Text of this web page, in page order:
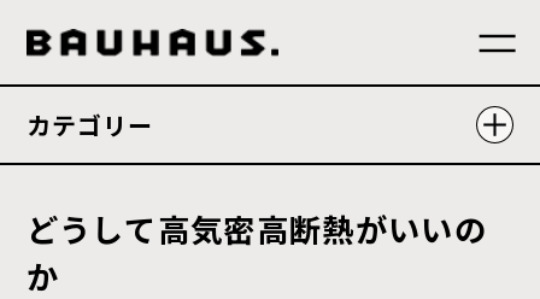
どう して高気密高断熱がいいの
か
カテゴリー